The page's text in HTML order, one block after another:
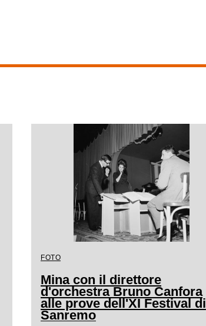
FOTO
Mina con il direttore
d'orchestra Bruno Canfora
alle prove dell'XI Festival di
Sanremo